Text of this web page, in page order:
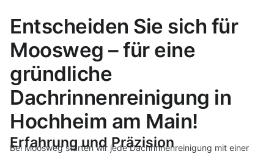
Entscheiden Sie sich für
Moosweg – für eine
gründliche
Dachrinnenreinigung in
Hochheim am Main!
Erfahrung und Präzision
Bei Moosweg starten wir jede Dachrinnenreinigung mit einer